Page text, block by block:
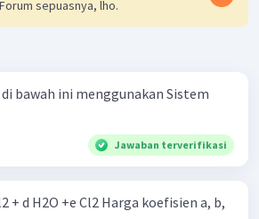
sepuasnya, lho.
bawah ini menggunakan Sistem
Jawaban terverifikasi
+ d H2O +e Cl2 Harga koefisien a, b,